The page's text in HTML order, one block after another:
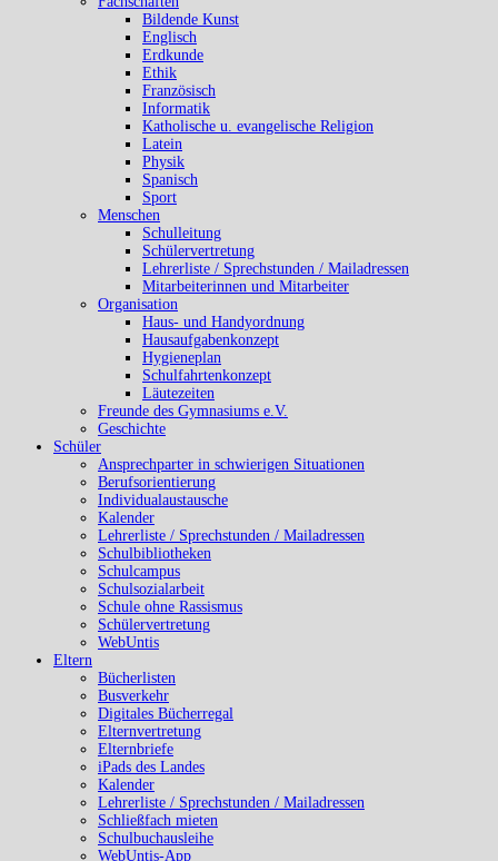
Bildende Kunst
Englisch
Erdkunde
Ethik
Französisch
Informatik
Katholische u. evangelische Religion
Latein
Physik
Spanisch
Sport
Menschen
Schulleitung
Schülervertretung
Lehrerliste / Sprechstunden / Mailadressen
Mitarbeiterinnen und Mitarbeiter
Organisation
Haus- und Handyordnung
Hausaufgabenkonzept
Hygieneplan
Schulfahrtenkonzept
Läutezeiten
Freunde des Gymnasiums e.V.
Geschichte
Schüler
Ansprechparter in schwierigen Situationen
Berufsorientierung
Individualaustausche
Kalender
Lehrerliste / Sprechstunden / Mailadressen
Schulbibliotheken
Schulcampus
Schulsozialarbeit
Schule ohne Rassismus
Schülervertretung
WebUntis
Eltern
Bücherlisten
Busverkehr
Digitales Bücherregal
Elternvertretung
Elternbriefe
iPads des Landes
Kalender
Lehrerliste / Sprechstunden / Mailadressen
Schließfach mieten
Schulbuchausleihe
WebUntis-App